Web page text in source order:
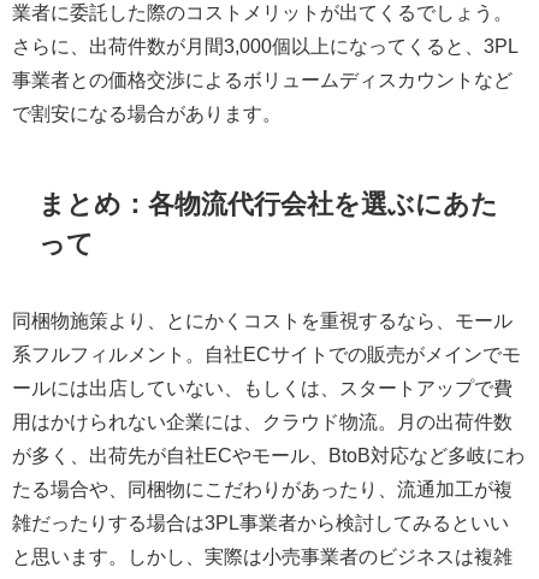
業者に委託した際のコストメリットが出てくるでしょう。
さらに、出荷件数が月間3,000個以上になってくると、3PL
事業者との価格交渉によるボリュームディスカウントなど
で割安になる場合があります。
まとめ：各物流代行会社を選ぶにあた
って
同梱物施策より、とにかくコストを重視するなら、モール
系フルフィルメント。自社ECサイトでの販売がメインでモ
ールには出店していない、もしくは、スタートアップで費
用はかけられない企業には、クラウド物流。月の出荷件数
が多く、出荷先が自社ECやモール、BtoB対応など多岐にわ
たる場合や、同梱物にこだわりがあったり、流通加工が複
雑だったりする場合は3PL事業者から検討してみるといい
と思います。しかし、実際は小売事業者のビジネスは複雑